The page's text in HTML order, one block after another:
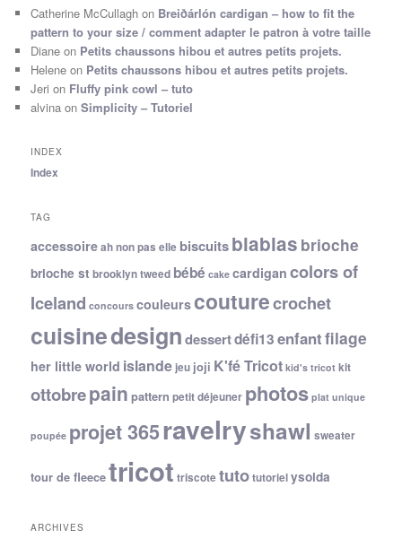
Catherine McCullagh on Breiðárlón cardigan – how to fit the
pattern to your size / comment adapter le patron à votre taille
Diane on Petits chaussons hibou et autres petits projets.
Helene on Petits chaussons hibou et autres petits projets.
Jeri on Fluffy pink cowl – tuto
alvina onSimplicity – Tutoriel
INDEX
Index
TAG
accessoireah non pas elle biscuitsblablas brioche
brioche st brooklyn tweed bébé cake cardigan colors of
Iceland concours couleurscouturecrochet
cuisinedesigndessertdéfi13enfantfilage
her little world islande jeu joji K'fé Tricot kid's tricot kit
ottobrepain pattern petit déjeuner photos plat unique
poupée projet 365ravelryshawl sweater
tour de fleecetricot triscote tutotutorielysolda
ARCHIVES